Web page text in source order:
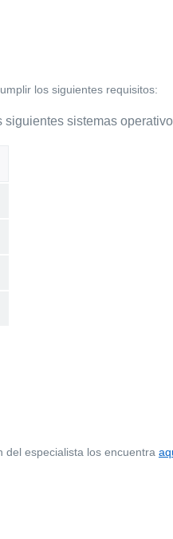
los siguientes requisitos:
sistemas
del especialista los encuentra